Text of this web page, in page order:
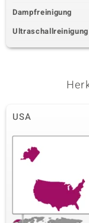
Dampfreinigung
Ultraschallreinigung
USA